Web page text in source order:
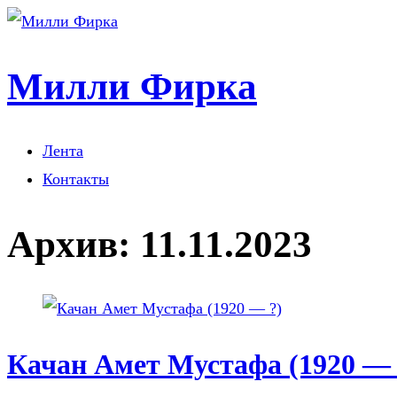
Милли Фирка
Лента
Контакты
Архив: 11.11.2023
Качан Амет Мустафа (1920 —